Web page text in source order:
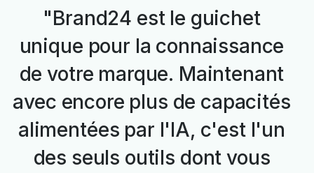
"Brand24 est le guichet
unique pour la connaissance
de votre marque. Maintenant
avec encore plus de capacités
alimentées par l'IA, c'est l'un
des seuls outils dont vous